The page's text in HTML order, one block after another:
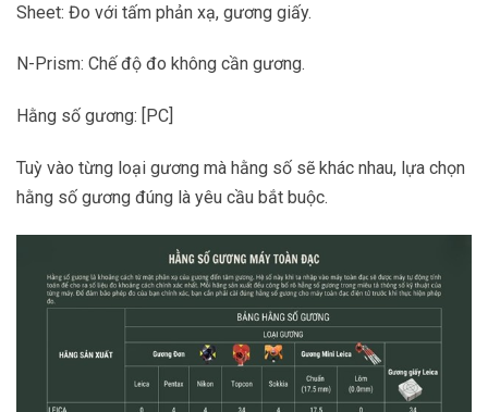
Sheet: Đo với tấm phản xạ, gương giấy.
N-Prism: Chế độ đo không cần gương.
Hằng số gương: [PC]
Tuỳ vào từng loại gương mà hằng số sẽ khác nhau, lựa chọn
hằng số gương đúng là yêu cầu bắt buộc.